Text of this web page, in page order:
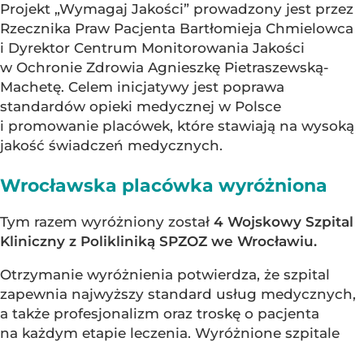
Projekt „Wymagaj Jakości” prowadzony jest przez
Rzecznika Praw Pacjenta Bartłomieja Chmielowca
i Dyrektor Centrum Monitorowania Jakości
w Ochronie Zdrowia Agnieszkę Pietraszewską-
Machetę. Celem inicjatywy jest poprawa
standardów opieki medycznej w Polsce
i promowanie placówek, które stawiają na wysoką
jakość świadczeń medycznych.
Wrocławska placówka wyróżniona
Tym razem wyróżniony został 4 Wojskowy Szpital
Kliniczny z Polikliniką SPZOZ we Wrocławiu.
Otrzymanie wyróżnienia potwierdza, że szpital
zapewnia najwyższy standard usług medycznych,
a także profesjonalizm oraz troskę o pacjenta
na każdym etapie leczenia. Wyróżnione szpitale